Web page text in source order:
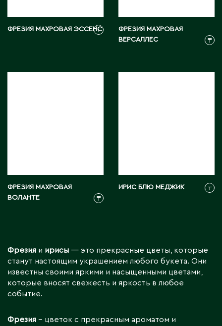
ФРЕЗИЯ МАХРОВАЯ ЭССЕНС
₸
ФРЕЗИЯ МАХРОВАЯ
ВЕРСАЛЛЕС
₸
ФРЕЗИЯ МАХРОВАЯ
ВОЛАНТЕ
₸
ИРИС БЛЮ МЕДЖИК ₸
Фрезия и ирисы — это прекрасные цветы, которые
станут настоящим украшением любого букета. Они
известны своими яркими и насыщенными цветами,
которые вносят свежесть и яркость в любое
событие.
Фрезия – цветок с прекрасным ароматом и